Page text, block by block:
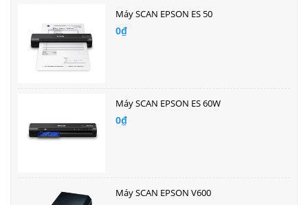
Máy SCAN EPSON ES 50
0₫
Máy SCAN EPSON ES 60W
0₫
Máy SCAN EPSON V600